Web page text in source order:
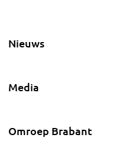
Nieuws
Media
Omroep Brabant